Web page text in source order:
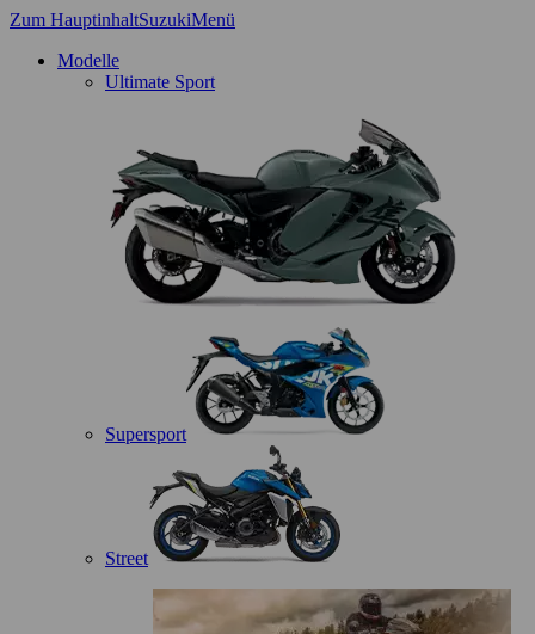
Zum HauptinhaltSuzukiMenü
Modelle
Ultimate Sport
Supersport
Street